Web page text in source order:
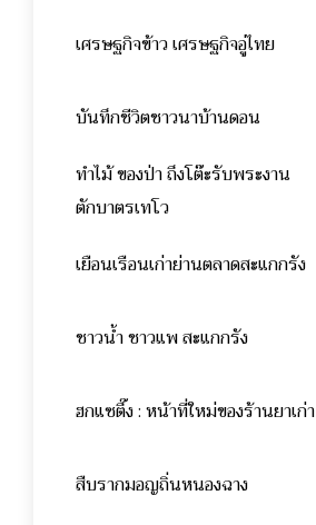
เศรษฐกิจข้าว เศรษฐกิจอู่ไทย
บันทึกชีวิตชาวนาบ้านดอน
ทำไม้ ของป่า ถึงโต๊ะรับพระงาน
ตักบาตรเทโว
เยือนเรือนเก่าย่านตลาดสะแกกรัง
ชาวน้ำ ชาวแพ สะแกกรัง
ฮกแซตึ๊ง : หน้าที่ใหม่ของร้านยาเก่า
สืบรากมอญถิ่นหนองฉาง